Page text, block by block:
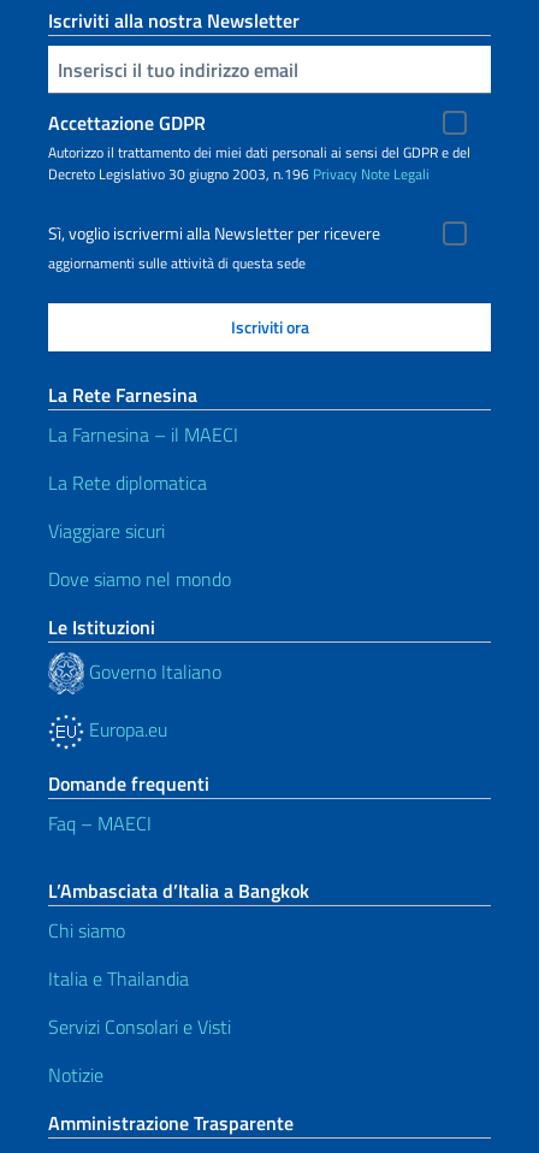
Iscriviti alla nostra Newsletter
Inserisci la tua email
Accettazione GDPR
Autorizzo il trattamento dei miei dati personali ai sensi del GDPR e del
Decreto Legislativo 30 giugno 2003, n.196 Privacy Note Legali
Sì, voglio iscrivermi alla Newsletter per ricevere
aggiornamenti sulle attività di questa sede
La Rete Farnesina
La Farnesina – il MAECI
La Rete diplomatica
Viaggiare sicuri
Dove siamo nel mondo
Le Istituzioni
Governo Italiano
Europa.eu
Domande frequenti
Faq – MAECI
L’Ambasciata d’Italia a Bangkok
Chi siamo
Italia e Thailandia
Servizi Consolari e Visti
Notizie
Amministrazione Trasparente